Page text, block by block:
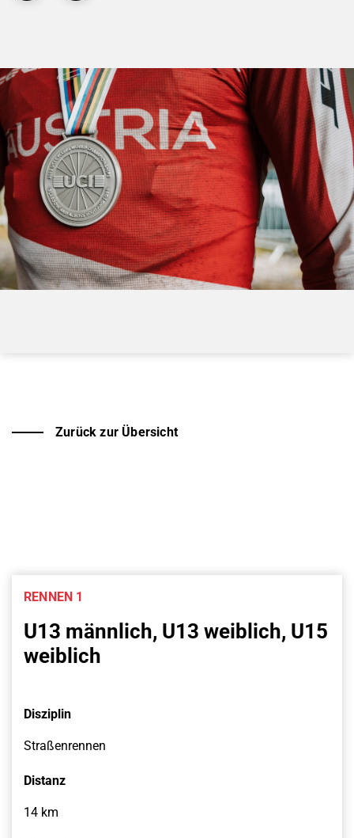
Zurück zur Übersicht
RENNEN 1
U13 männlich, U13 weiblich, U15
weiblich
Disziplin
Straßenrennen
Distanz
14 km